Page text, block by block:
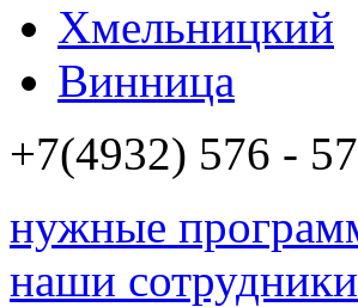
Хмельницкий
Винница
+7(4932) 576 -
нужные
наши сотрудники